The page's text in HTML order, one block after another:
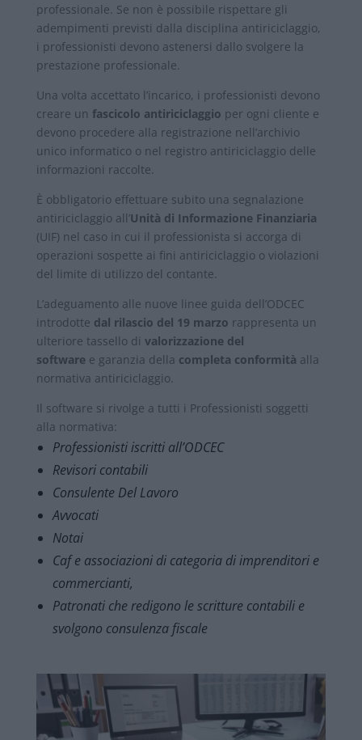
professionale. Se non è possibile rispettare gli
adempimenti previsti dalla disciplina antiriciclaggio,
i professionisti devono astenersi dallo svolgere la
prestazione professionale.
Una volta accettato l’incarico, i professionisti devono
creare un fascicolo antiriciclaggio per ogni cliente e
devono procedere alla registrazione nell’archivio
unico informatico o nel registro antiriciclaggio delle
informazioni raccolte.
È obbligatorio effettuare subito una segnalazione
antiriciclaggio all’Unità di Informazione Finanziaria
(UIF) nel caso in cui il professionista si accorga di
operazioni sospette ai fini antiriciclaggio o violazioni
del limite di utilizzo del contante.
L’adeguamento alle nuove linee guida dell’ODCEC
introdotte dal rilascio del 19 marzo rappresenta un
ulteriore tassello di valorizzazione del
softwaree garanzia della completa conformità alla
normativa antiriciclaggio.
Il software si rivolge a tutti i Professionisti soggetti
alla normativa:
Professionisti iscritti all’ODCEC
Revisori contabili
Consulente Del Lavoro
Avvocati
Notai
Caf e associazioni di categoria di imprenditori e
commercianti,
Patronati che redigono le scritture contabili e
svolgono consulenza fiscale